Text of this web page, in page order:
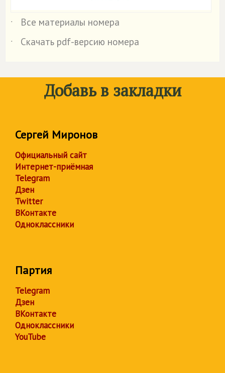
˙
Все материалы номера
˙
Скачать pdf-версию номера
Добавь в закладки
Сергей Миронов
Официальный сайт
Интернет-приёмная
Telegram
Дзен
Twitter
ВКонтакте
Одноклассники
Партия
Telegram
Дзен
ВКонтакте
Одноклассники
YouTube